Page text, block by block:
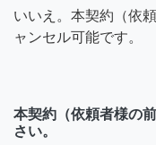
いいえ。本契約（依
ャンセル可能です。
本契約（依頼者様の
さい。